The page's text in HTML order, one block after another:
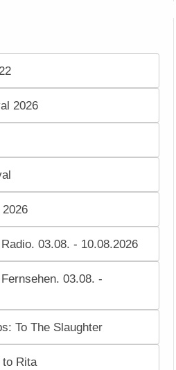
2026
03.08. - 10.08.2026
03.08. -
To The Slaughter
to Rita